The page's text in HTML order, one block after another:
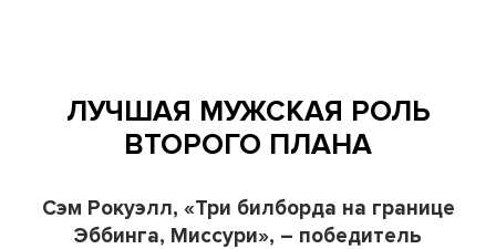
ЛУЧШАЯ МУЖСКАЯ РОЛЬ
ВТОРОГО ПЛАНА
Сэм Рокуэлл, «Три билборда на границе
Эббинга, Миссури», – победитель